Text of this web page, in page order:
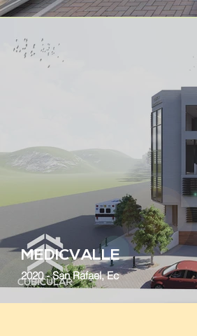
MEDICVALLE
2020 - San Rafael, Ec